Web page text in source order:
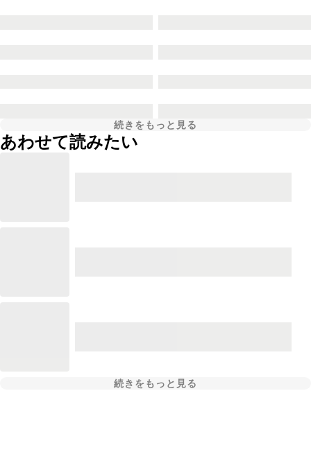
続きをもっと見る
あわせて読みたい
続きをもっと見る